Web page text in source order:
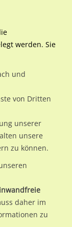
Str. (B 191) geg.
Uelzener
individuelle und
über den
sowie
werden. Sie
und
von Dritten
unserer
unsere
zu können.
daher im
zu